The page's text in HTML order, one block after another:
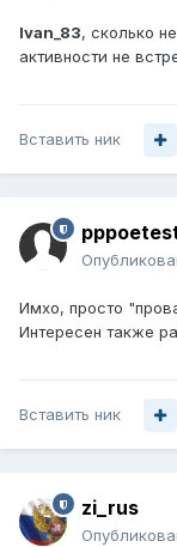
Ivan_83, сколько
активности не
Вставить ник
Имхо, просто
Интересен также
Вставить ник
zi_rus